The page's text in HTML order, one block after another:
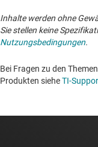
Inhalte werden ohne
Sie stellen keine
Nutzungsbedingungen.
Bei Fragen zu den
Produkten sieheTI-